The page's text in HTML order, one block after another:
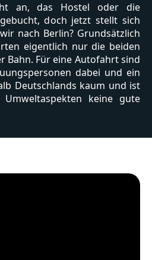
an, das Hostel oder die
doch jetzt stellt sich
nach Berlin? Grundsätzlich
eigentlich nur die beiden
Bahn. Für eine Autofahrt sind
dabei und ein
Deutschlands kaum und ist
keine gute